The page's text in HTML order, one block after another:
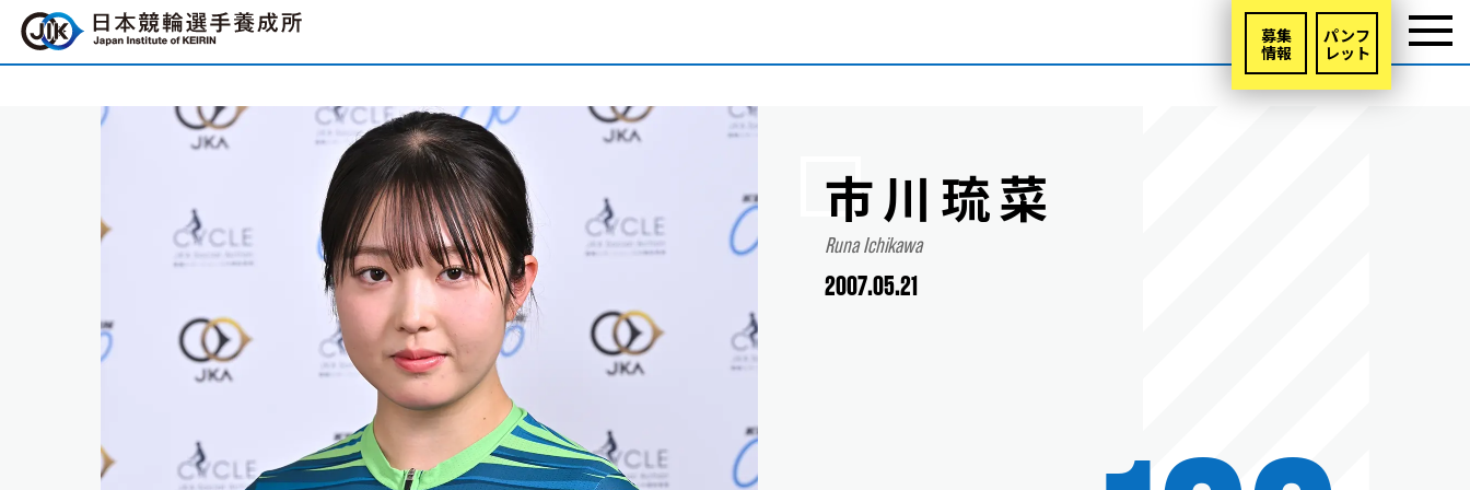
募集
情報
パンフ
レット
市川琉菜
Runa Ichikawa
2007.05.21